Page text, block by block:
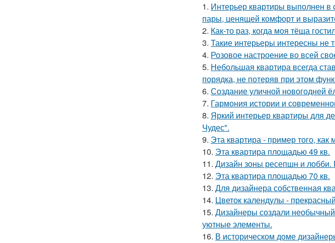
1. Интерьер квартиры выполнен
пары, ценящей комфорт и
2. Как-то раз, когда моя тёща
3. Такие интерьеры интересны не
4. Розовое настроение во всей
5. Небольшая квартира всегда
порядка, не потеряв при этом
6. Создание уличной новогодней
7. Гармония истории и
8. Яркий интерьер квартиры для
Чудес".
9. Эта квартира - пример того,
10. Эта квартира площадью 49 кв.
11. Дизайн зоны ресепшн и лобби.
12. Эта квартира площадью 70 кв.
13. Для дизайнера собственная
14. Цветок календулы -
15. Дизайнеры создали необычный
уютные элементы.
16. В историческом доме